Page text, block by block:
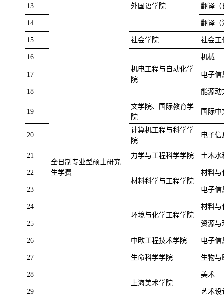
全日制专业型硕士研究
生学费
外国语学院
13 翻译（
14 翻译（
15 社会学院 社会工
16
机电工程与自动化学
院
机械
17 电子信
18 能源动
19
文学院、国际教育学
院
国际
20
计算机工程与科学学
院
电子信
21 力学与工程科学学院 土木水
22
材料科学与工程学院
材料与
23 电子信
24
环境与化学工程学院
材料与
25 资源与
26 中欧工程技术学院 电子信
27 生命科学学院 生物与
28
上海美术学院
美术
29 艺术设